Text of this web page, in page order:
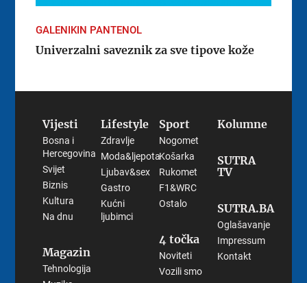
GALENIKIN PANTENOL
Univerzalni saveznik za sve tipove kože
Vijesti
Bosna i
Hercegovina
Svijet
Biznis
Kultura
Na dnu
Magazin
Tehnologija
Lifestyle
Zdravlje
Moda&ljepota
Ljubav&sex
Gastro
Kućni
ljubimci
Sport
Nogomet
Košarka
Rukomet
F1&WRC
Ostalo
4 točka
Noviteti
Vozili smo
Kolumne
SUTRA
TV
SUTRA.BA
Oglašavanje
Impressum
Kontakt